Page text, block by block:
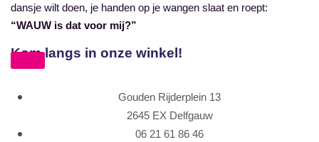
dansje wilt doen, je handen op je wangen slaat en roept:
“WAUW is dat voor mij?”
Kom langs in onze winkel!
Gouden Rijderplein 13
2645 EX Delfgauw
06 21 61 86 46